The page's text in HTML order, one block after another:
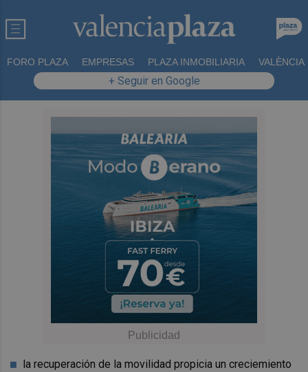
FORO PLAZA EMPRESAS PLAZA INMOBILIARIA VALÈNCIA
+ Seguir en Google
la recuperación de la movilidad propicia un creciemiento